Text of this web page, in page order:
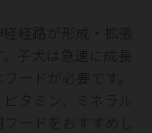
経路が形成・拡張
子犬は急速に成長
ードが必要です。
タミン、ミネラル
ードをおすすめし